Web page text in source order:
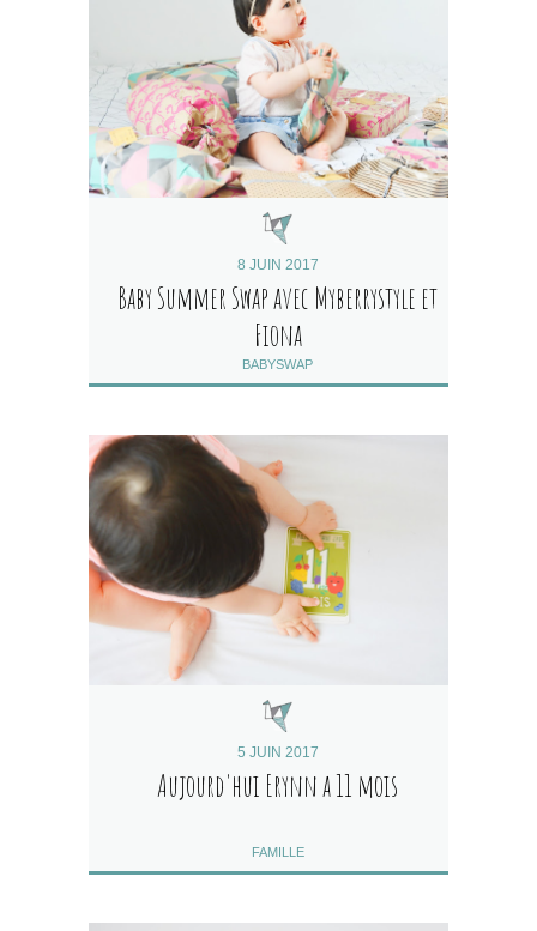
8 JUIN 2017
Baby Summer Swap avec Myberrystyle et
Fiona
BABYSWAP
5 JUIN 2017
Aujourd'hui Erynn a 11 mois
FAMILLE